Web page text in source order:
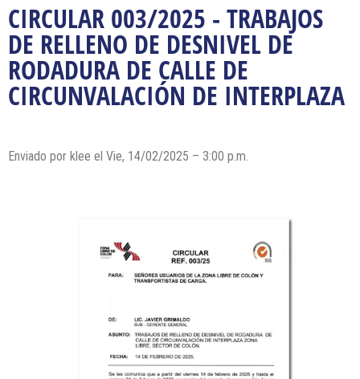
CIRCULAR 003/2025 - TRABAJOS
DE RELLENO DE DESNIVEL DE
RODADURA DE CALLE DE
CIRCUNVALACIÓN DE INTERPLAZA
Enviado por klee el Vie, 14/02/2025 – 3:00 p.m.